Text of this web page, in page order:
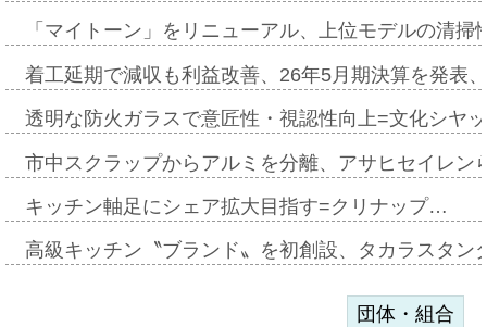
「マイトーン」をリニューアル、上位モデルの清
着工延期で減収も利益改善、26年5月期決算を発表
透明な防火ガラスで意匠性・視認性向上=文化シヤ
市中スクラップからアルミを分離、アサヒセイレ
キッチン軸足にシェア拡大目指す=クリナップ…
高級キッチン〝ブランド〟を初創設、タカラスタ
団体・組合